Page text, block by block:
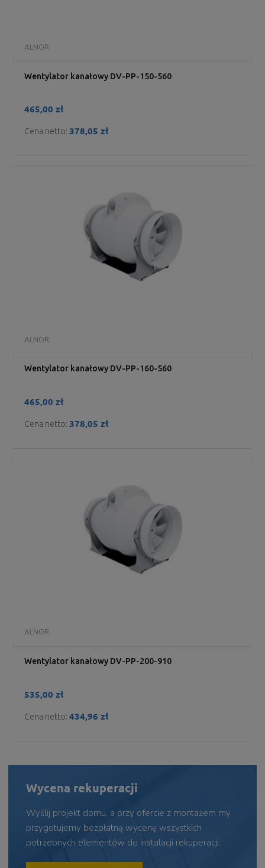
Wentylator kanałowy DV-PP-150-560
ALNOR
465,00 zł
Cena netto: 378,05 zł
Wentylator kanałowy DV-PP-160-560
ALNOR
465,00 zł
Cena netto: 378,05 zł
Wentylator kanałowy DV-PP-200-910
ALNOR
535,00 zł
Cena netto: 434,96 zł
Wycena rekuperacji
Wyślij projekt domu, a przy ofercie z montażem my
przygotujemy bezpłatną wycenę wszystkich
potrzebnych elementów do instalacji rekuperacji.